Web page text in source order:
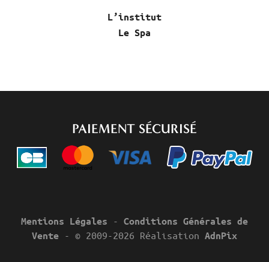
L’institut
Le Spa
PAIEMENT SÉCURISÉ
Mentions Légales - Conditions Générales de
Vente - © 2009-2026 Réalisation AdnPix